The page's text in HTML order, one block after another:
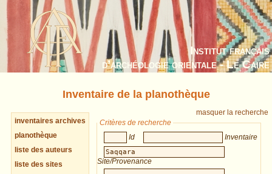
Institut français
d’archéologie orientale - Le Caire
Inventaire de la planothèque
inventaires archives
planothèque
liste des auteurs
liste des sites
masquer la recherche
Critères de recherche
Id
Inventaire
Site/Provenance